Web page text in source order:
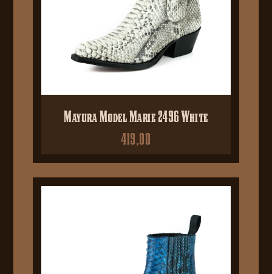
Mayura Model Marie 2496 White
419,00